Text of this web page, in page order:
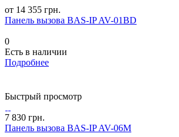
от 14 355 грн.
Панель вызова BAS-IP AV-01BD
0
Есть в наличии
Подробнее
Быстрый просмотр
7 830 грн.
Панель вызова BAS-IP AV-06M